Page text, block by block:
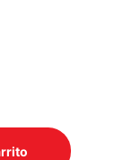
COMPACTO